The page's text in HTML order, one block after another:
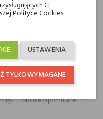
– jego ciepła struktura i
miesiącami. To
na wieczorne wyjścia,
swoją trwałością i
drewna a słodyczą
im charakteru,
i robi niezapomniane
Ci
Polityce Cookies.
USTAWIENIA
TYLKO WYMAGANE